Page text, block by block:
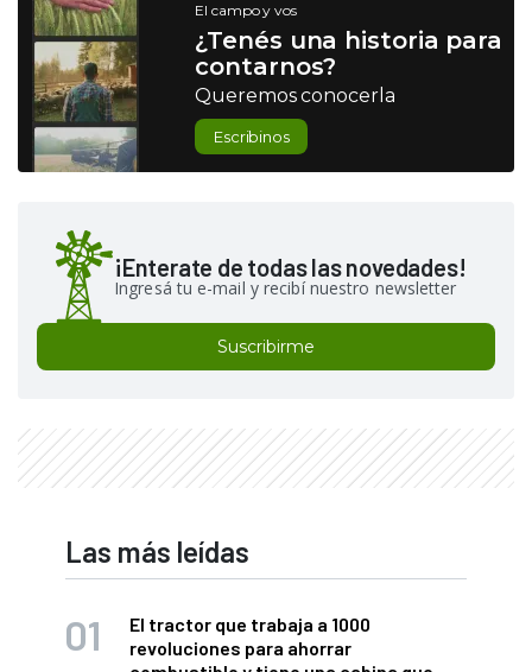
El campo y vos
¿Tenés una historia para
contarnos?
Queremos conocerla
Escribinos
¡Enterate de todas las novedades!
Ingresá tu e-mail y recibí nuestro newsletter
Suscribirme
Las más leídas
El tractor que trabaja a 1000
revoluciones para ahorrar